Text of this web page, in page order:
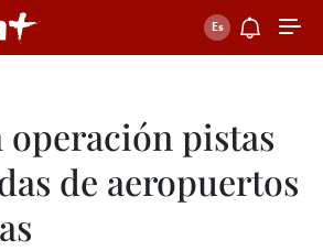
operación pistas
de aeropuertos